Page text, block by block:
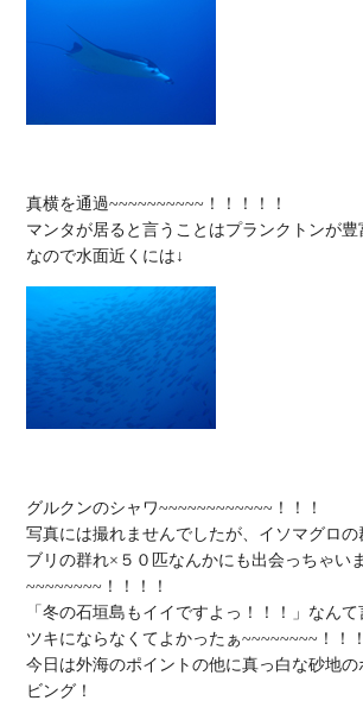
真横を通過~~~~~~~~~~！！！！！
マンタが居ると言うことはプランクトンが豊
グルクンのシャワ~~~~~~~~~~~~！！！
写真には撮れませんでしたが、イソマグロ
ブリの群れ×５０匹なんかにも出会っちゃい
~~~~~~~~！！！！
「冬の石垣島もイイですよっ！！！」なん
ツキにならなくてよかったぁ~~~~~~~~！！
今日は外海のポイントの他に真っ白な砂地の
ビング！